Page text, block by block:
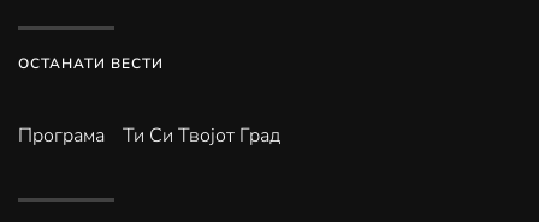
ОСТАНАТИ ВЕСТИ
Програма Ти Си Твојот Град